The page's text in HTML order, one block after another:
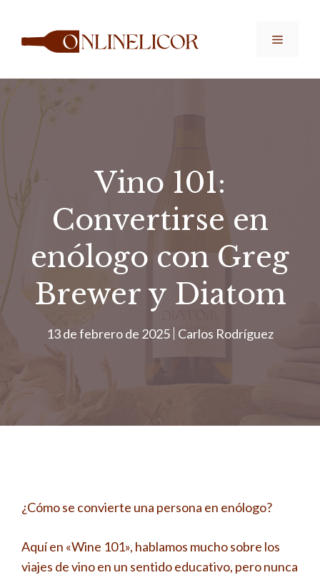
contenido
Menú
Vino 101:
Convertirse en
enólogo con Greg
Brewer y Diatom
13 de febrero de 2025 Carlos Rodríguez
¿Cómo se convierte una persona en enólogo?
Aquí en «Wine 101», hablamos mucho sobre los
viajes de vino en un sentido educativo, pero nunca